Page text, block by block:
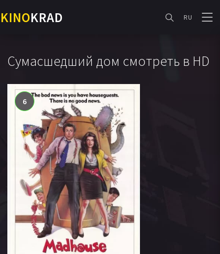
KINOKRAD RU
Сумасшедший дом смотреть в HD
6